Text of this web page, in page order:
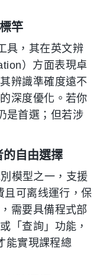
竿
具，其在英文辨
）方面表現卓
辨識準確度遠不
深度優化。若你
是首選；但若涉
自由選擇
模型之一，支援
且可离线運行，保
需要具備程式部
「查詢」功能，
能實現課程總